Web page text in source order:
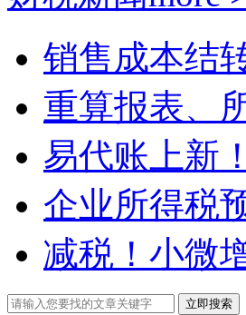
销售成本结
重算报表、
易代账上新
企业所得税
减税！小微